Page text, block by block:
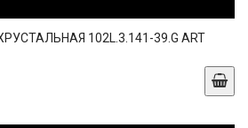
102L.3.141-39.G ART